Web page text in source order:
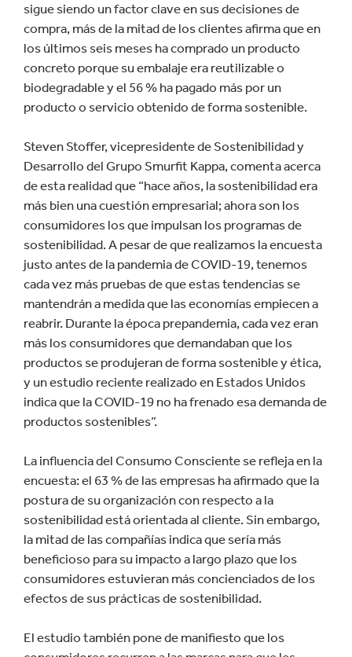
sigue siendo un factor clave en sus decisiones de
compra, más de la mitad de los clientes afirma que en
los últimos seis meses ha comprado un producto
concreto porque su embalaje era reutilizable o
biodegradable y el 56 % ha pagado más por un
producto o servicio obtenido de forma sostenible.
Steven Stoffer, vicepresidente de Sostenibilidad y
Desarrollo del Grupo Smurfit Kappa, comenta acerca
de esta realidad que “hace años, la sostenibilidad era
más bien una cuestión empresarial; ahora son los
consumidores los que impulsan los programas de
sostenibilidad. A pesar de que realizamos la encuesta
justo antes de la pandemia de COVID-19, tenemos
cada vez más pruebas de que estas tendencias se
mantendrán a medida que las economías empiecen a
reabrir. Durante la época prepandemia, cada vez eran
más los consumidores que demandaban que los
productos se produjeran de forma sostenible y ética,
y un estudio reciente realizado en Estados Unidos
indica que la COVID-19 no ha frenado esa demanda de
productos sostenibles”.
La influencia del Consumo Consciente se refleja en la
encuesta: el 63 % de las empresas ha afirmado que la
postura de su organización con respecto a la
sostenibilidad está orientada al cliente. Sin embargo,
la mitad de las compañías indica que sería más
beneficioso para su impacto a largo plazo que los
consumidores estuvieran más concienciados de los
efectos de sus prácticas de sostenibilidad.
El estudio también pone de manifiesto que los